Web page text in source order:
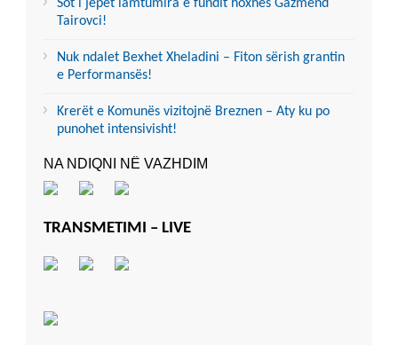
Sot i jepet lamtumira e fundit hoxhës Gazmend
Tairovci!
Nuk ndalet Bexhet Xheladini – Fiton sërish grantin
e Performansës!
Krerët e Komunës vizitojnë Breznen – Aty ku po
punohet intensivisht!
NA NDIQNI NË VAZHDIM
TRANSMETIMI – LIVE